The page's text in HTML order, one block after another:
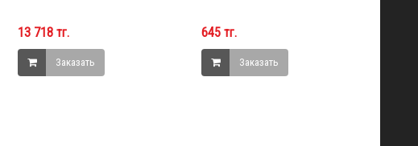
13 718 тг.
Заказать
645 тг.
Заказать